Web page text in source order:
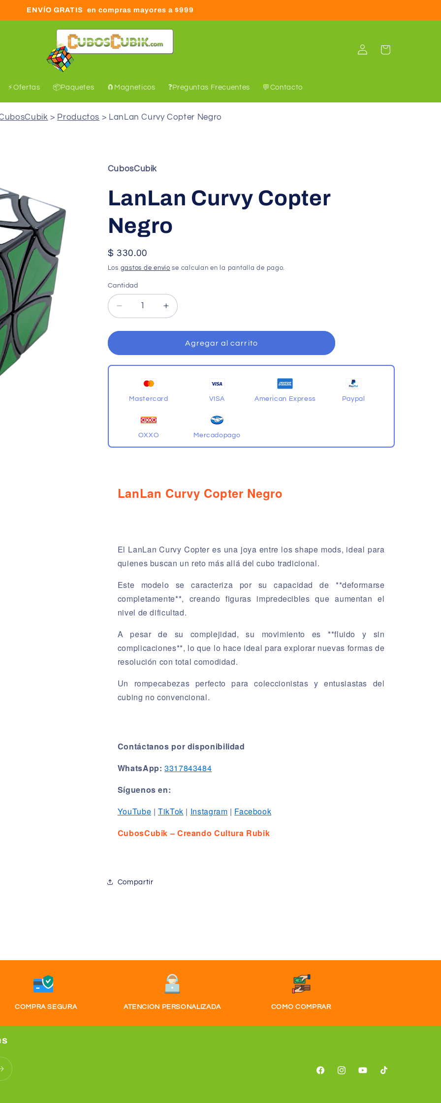
ENVÍO GRATIS en compras mayores a $999
⚡Ofertas 📦Paquetes 🧲Magneticos ❓Preguntas Frecuentes 💬Contacto
Iniciar
sesión
Carrito
Productos LanLan Curvy Copter Negro
CubosCubik
LanLan Curvy Copter
Negro
Precio
habitual
$ 330.00
Los gastos de envío se calculan en la pantalla de pago.
Cantidad
Cantidad
Reducir
cantidad
para
Curvy
Copter
Aumentar
cantidad
para
LanLan
Curvy
Copter
Agregar al carrito
Mastercard VISA American Express Paypal
OXXO Mercadopago
LanLan Curvy Copter Negro
El LanLan Curvy Copter es una joya entre los shape mods, ideal para
quienes buscan un reto más allá del cubo tradicional.
Este modelo se caracteriza por su capacidad de **deformarse
completamente**, creando figuras impredecibles que aumentan el
nivel de dificultad.
A pesar de su complejidad, su movimiento es **fluido y sin
complicaciones**, lo que lo hace ideal para explorar nuevas formas de
resolución con total comodidad.
Un rompecabezas perfecto para coleccionistas y entusiastas del
cubing no convencional.
Contáctanos por disponibilidad
WhatsApp: 3317843484
Síguenos en:
YouTube |TikTok | Instagram | Facebook
CubosCubik – Creando Cultura Rubik
Compartir
COMPRA SEGURA ATENCION PERSONALIZADA COMO COMPRAR
FacebookInstagramYouTubeTikTok